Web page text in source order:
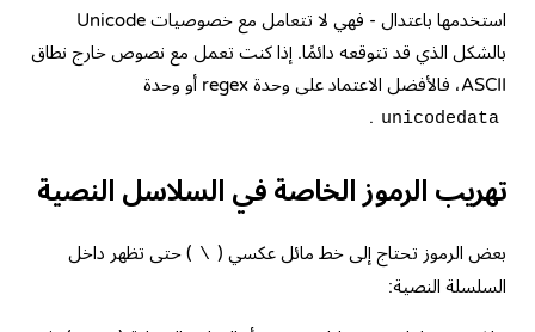
استخدمها باعتدال - فهي لا تتعامل مع خصوصيات Unicode
بالشكل الذي قد تتوقعه دائمًا. إذا كنت تعمل مع نصوص خارج نطاق
ASCII، فالأفضل الاعتماد على وحدة regex أو وحدة
unicodedata
.
تهريب الرموز الخاصة في السلاسل النصية
بعض الرموز تحتاج إلى خط مائل عكسي ( \ ) حتى تظهر داخل
السلسلة النصية: